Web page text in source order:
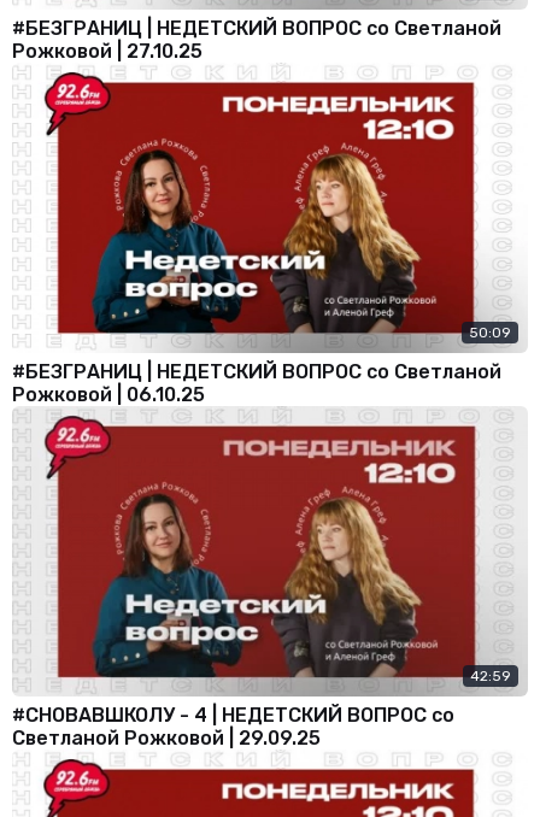
#БЕЗГРАНИЦ | НЕДЕТСКИЙ ВОПРОС со Светланой
Рожковой | 27.10.25
50:09
#БЕЗГРАНИЦ | НЕДЕТСКИЙ ВОПРОС со Светланой
Рожковой | 06.10.25
42:59
#СНОВАВШКОЛУ - 4 | НЕДЕТСКИЙ ВОПРОС со
Светланой Рожковой | 29.09.25